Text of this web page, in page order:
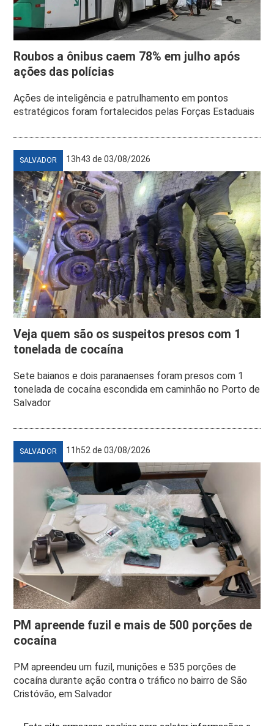
Roubos a ônibus caem 78% em julho após
ações das polícias
Ações de inteligência e patrulhamento em pontos
estratégicos foram fortalecidos pelas Forças Estaduais
SALVADOR 13h43 de 03/08/2026
Veja quem são os suspeitos presos com 1
tonelada de cocaína
Sete baianos e dois paranaenses foram presos com 1
tonelada de cocaína escondida em caminhão no Porto de
Salvador
SALVADOR 11h52 de 03/08/2026
PM apreende fuzil e mais de 500 porções de
cocaína
PM apreendeu um fuzil, munições e 535 porções de
cocaína durante ação contra o tráfico no bairro de São
Cristóvão, em Salvador